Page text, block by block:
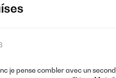
muy fácil con la aplicación
je pense combler avec un